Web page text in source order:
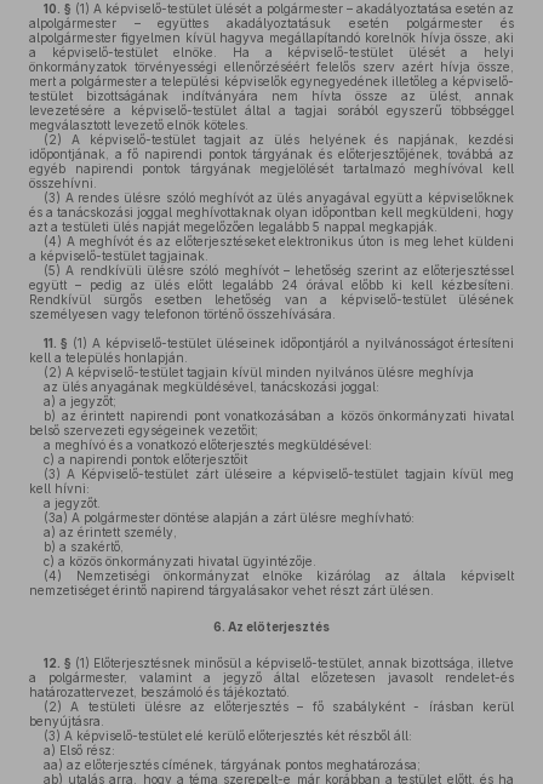
10. § (1) A képviselő-testület ülését a polgármester – akadályoztatása esetén az
alpolgármester – együttes akadályoztatásuk esetén polgármester és
alpolgármester figyelmen kívül hagyva megállapítandó korelnök hívja össze, aki
a képviselő-testület elnöke. Ha a képviselő-testület ülését a helyi
önkormányzatok törvényességi ellenőrzéséért felelős szerv azért hívja össze,
mert a polgármester a települési képviselők egynegyedének illetőleg a képviselő-
testület bizottságának indítványára nem hívta össze az ülést, annak
levezetésére a képviselő-testület által a tagjai sorából egyszerű többséggel
megválasztott levezető elnök köteles.
(2) A képviselő-testület tagjait az ülés helyének és napjának, kezdési
időpontjának, a fő napirendi pontok tárgyának és előterjesztőjének, továbbá az
egyéb napirendi pontok tárgyának megjelölését tartalmazó meghívóval kell
összehívni.
(3) A rendes ülésre szóló meghívót az ülés anyagával együtt a képviselőknek
és a tanácskozási joggal meghívottaknak olyan időpontban kell megküldeni, hogy
azt a testületi ülés napját megelőzően legalább 5 nappal megkapják.
(4) A meghívót és az előterjesztéseket elektronikus úton is meg lehet küldeni
a képviselő-testület tagjainak.
(5) A rendkívüli ülésre szóló meghívót – lehetőség szerint az előterjesztéssel
együtt – pedig az ülés előtt legalább 24 órával előbb ki kell kézbesíteni.
Rendkívül sürgős esetben lehetőség van a képviselő-testület ülésének
személyesen vagy telefonon történő összehívására.
11. § (1) A képviselő-testület üléseinek időpontjáról a nyilvánosságot értesíteni
kell a település honlapján.
(2) A képviselő-testület tagjain kívül minden nyilvános ülésre meghívja
az ülés anyagának megküldésével, tanácskozási joggal:
a) a jegyzőt;
b) az érintett napirendi pont vonatkozásában a közös önkormányzati hivatal
belső szervezeti egységeinek vezetőit;
a meghívó és a vonatkozó előterjesztés megküldésével:
c) a napirendi pontok előterjesztőit
(3) A Képviselő-testület zárt üléseire a képviselő-testület tagjain kívül meg
kell hívni:
a jegyzőt.
(3a) A polgármester döntése alapján a zárt ülésre meghívható:
a) az érintett személy,
b) a szakértő,
c) a közös önkormányzati hivatal ügyintézője.
(4) Nemzetiségi önkormányzat elnöke kizárólag az általa képviselt
nemzetiséget érintő napirend tárgyalásakor vehet részt zárt ülésen.
6. Az előterjesztés
12. § (1) Előterjesztésnek minősül a képviselő-testület, annak bizottsága, illetve
a polgármester, valamint a jegyző által előzetesen javasolt rendelet-és
határozattervezet, beszámoló és tájékoztató.
(2) A testületi ülésre az előterjesztés – fő szabályként - írásban kerül
benyújtásra.
(3) A képviselő-testület elé kerülő előterjesztés két részből áll:
a) Első rész:
aa) az előterjesztés címének, tárgyának pontos meghatározása;
ab) utalás arra, hogy a téma szerepelt-e már korábban a testület előtt, és ha